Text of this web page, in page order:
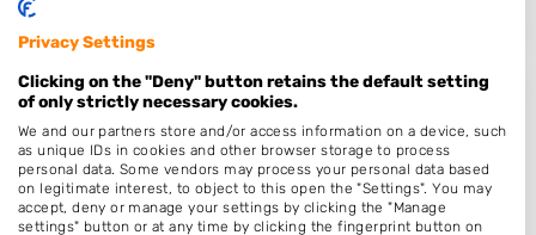
Goodhairday by Rachel
Broederenstraat 45
7411LB Deventer
Op 18,22 km afstand
Privacy Settings
Clicking on the "Deny" button retains the default setting
of only strictly necessary cookies.
We and our partners store and/or access information on a device, such
as unique IDs in cookies and other browser storage to process
personal data. Some vendors may process your personal data based
on legitimate interest, to object to this open the "Settings". You may
accept, deny or manage your settings by clicking the "Manage
settings" button or at any time by clicking the fingerprint button on